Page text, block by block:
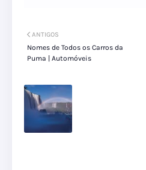
ANTIGOS
Nomes de Todos os Carros da
Puma | Automóveis